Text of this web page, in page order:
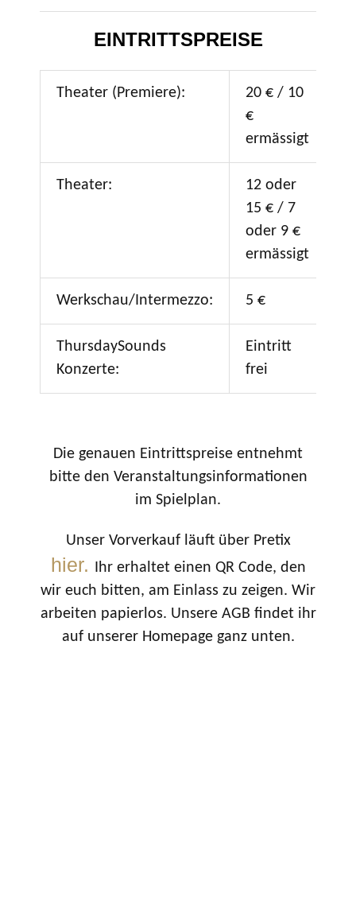
EINTRITTSPREISE
Theater (Premiere):
20 € / 10
€
ermässigt
Theater:
12 oder
15 € / 7
oder 9 €
ermässigt
Werkschau/Intermezzo: 5 €
ThursdaySounds
Konzerte:
Eintritt
frei
Die genauen Eintrittspreise entnehmt
bitte den Veranstaltungsinformationen
im Spielplan.
Unser Vorverkauf läuft über Pretix
hier.
Ihr erhaltet einen QR Code, den
wir euch bitten, am Einlass zu zeigen. Wir
arbeiten papierlos. Unsere AGB findet ihr
auf unserer Homepage ganz unten.